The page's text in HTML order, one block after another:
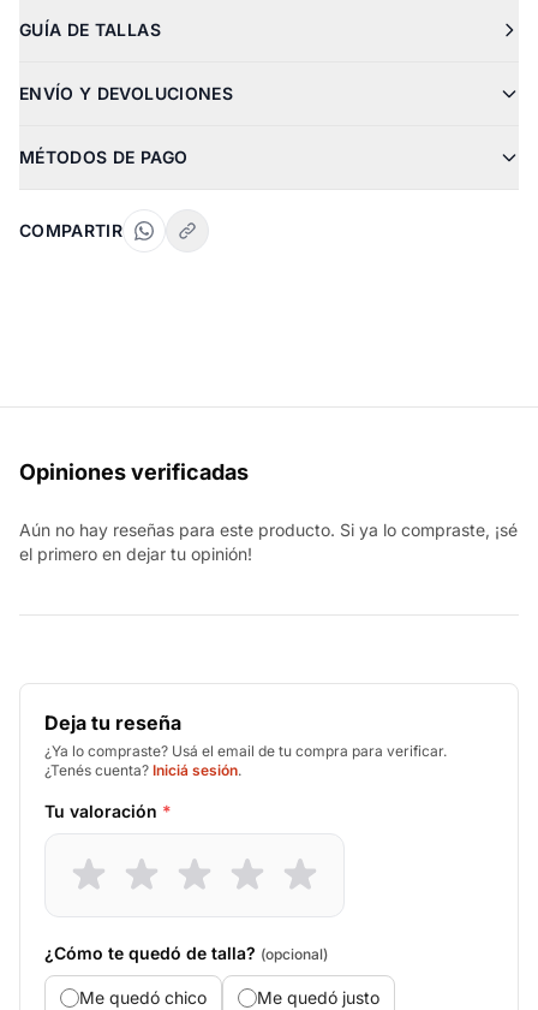
GUÍA DE TALLAS
ENVÍO Y DEVOLUCIONES
MÉTODOS DE PAGO
COMPARTIR
Opiniones verificadas
Aún no hay reseñas para este producto. Si ya lo compraste, ¡sé
el primero en dejar tu opinión!
Deja tu reseña
¿Ya lo compraste? Usá el email de tu compra para verificar.
¿Tenés cuenta? Iniciá sesión.
Tu valoración *
¿Cómo te quedó de talla? (opcional)
Me quedó chico Me quedó justo